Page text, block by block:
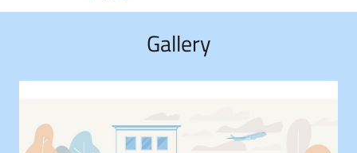
Gallery